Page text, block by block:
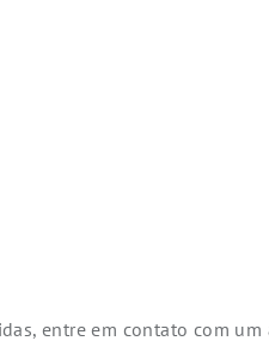
entre em contato com um